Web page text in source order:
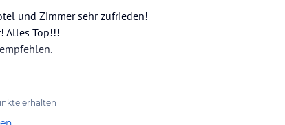
einen Wasserspender und einen großen
Sie zum Joggen oder zum Spazieren ein.
Alle Angaben ohne
die verbindlichen
und Zimmer sehr zufrieden!
Alles Top!!!
erhalten